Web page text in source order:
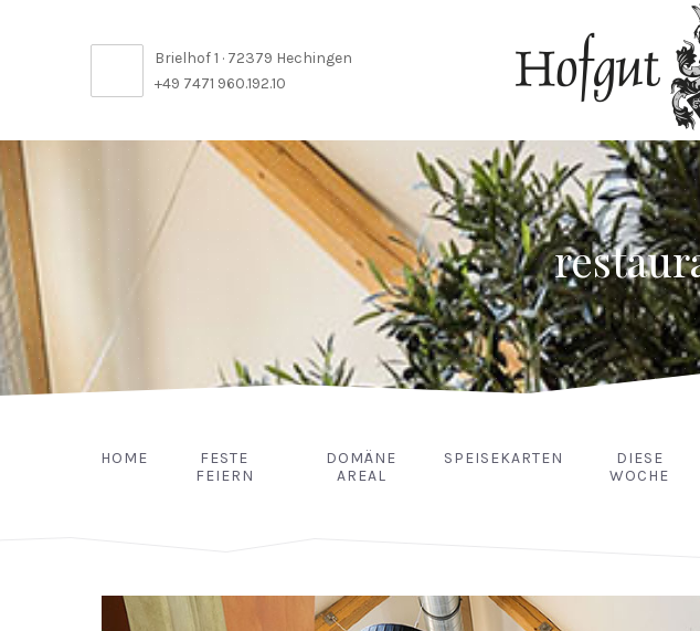
Brielhof 1 · 72379 Hechingen
+49 7471 960.192.10
HOME
FESTE
FEIERN
DOMÄNE
AREAL
SPEISEKARTEN
DIESE
WOCHE